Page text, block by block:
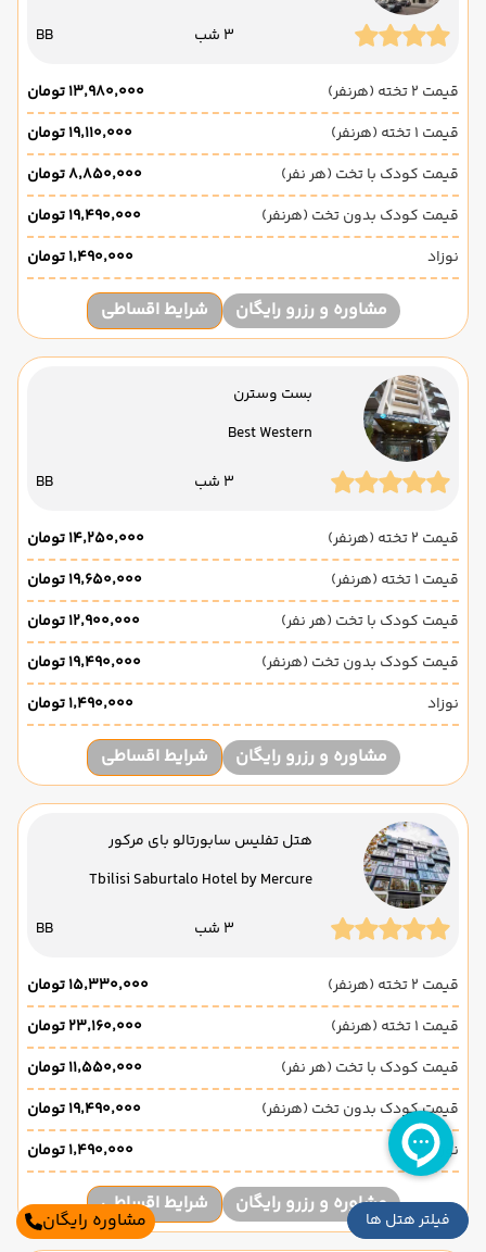
فیلتر هتل ها
3 شب BB
قیمت 2 تخته (هرنفر)
۱۳٬۹۸۰٬۰۰۰ تومان
قیمت 1 تخته (هرنفر)
۱۹٬۱۱۰٬۰۰۰ تومان
قیمت کودک با تخت (هر نفر)
۸٬۸۵۰٬۰۰۰ تومان
قیمت کودک بدون تخت (هرنفر)
۱۹٬۴۹۰٬۰۰۰ تومان
نوزاد
۱٬۴۹۰٬۰۰۰ تومان
مشاوره و رزرو رایگان شرایط اقساطی
بست وسترن
Best Western
3 شب BB
قیمت 2 تخته (هرنفر)
۱۴٬۲۵۰٬۰۰۰ تومان
قیمت 1 تخته (هرنفر)
۱۹٬۶۵۰٬۰۰۰ تومان
قیمت کودک با تخت (هر نفر)
۱۲٬۹۰۰٬۰۰۰ تومان
قیمت کودک بدون تخت (هرنفر)
۱۹٬۴۹۰٬۰۰۰ تومان
نوزاد
۱٬۴۹۰٬۰۰۰ تومان
مشاوره و رزرو رایگان شرایط اقساطی
هتل تفلیس سابورتالو بای مرکور
Tbilisi Saburtalo Hotel by Mercure
3 شب BB
قیمت 2 تخته (هرنفر)
۱۵٬۳۳۰٬۰۰۰ تومان
قیمت 1 تخته (هرنفر)
۲۳٬۱۶۰٬۰۰۰ تومان
قیمت کودک با تخت (هر نفر)
۱۱٬۵۵۰٬۰۰۰ تومان
قیمت کودک بدون تخت (هرنفر)
۱۹٬۴۹۰٬۰۰۰ تومان
نوزاد
۱٬۴۹۰٬۰۰۰ تومان
مشاوره و رزرو رایگان شرایط اقساطی
مشاوره رایگان